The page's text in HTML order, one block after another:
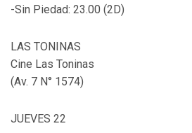
-Sin Piedad: 23.00 (2D)
LAS TONINAS
Cine Las Toninas
(Av. 7 N° 1574)
JUEVES 22